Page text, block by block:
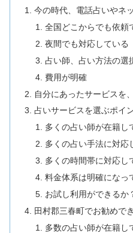
今の時代、電話占いやネ
全国どこからでも依頼
夜間でも対応している
占い師、占い方法の選
費用が明確
自分にあったサービスを
占いサービスを選ぶポイ
多くの占い師が在籍し
多くの占い手法に対応
多くの時間帯に対応し
料金体系は明確になっ
お試し利用ができるか
田村郡三春町でお勧めで
多数の占い師が在籍し